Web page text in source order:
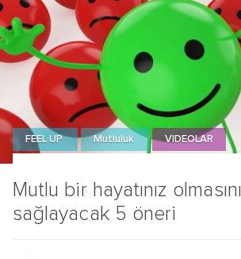
Mutlu bir hayatınız olmasını
sağlayacak 5 öneri
FEEL UP Mutluluk VIDEOLAR